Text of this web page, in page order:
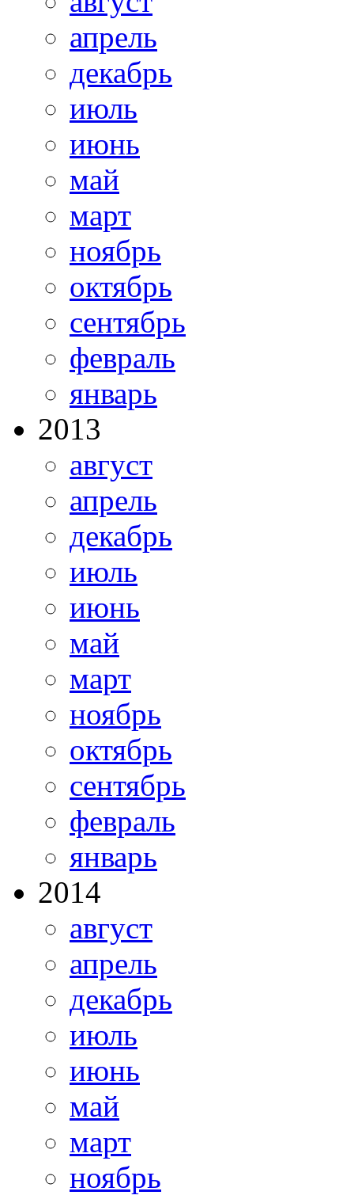
апрель
декабрь
июль
июнь
май
март
ноябрь
октябрь
сентябрь
февраль
январь
2013
август
апрель
декабрь
июль
июнь
май
март
ноябрь
октябрь
сентябрь
февраль
январь
2014
август
апрель
декабрь
июль
июнь
май
март
ноябрь